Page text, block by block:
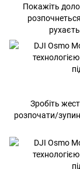
Покажіть
Зробіть
розпочати/